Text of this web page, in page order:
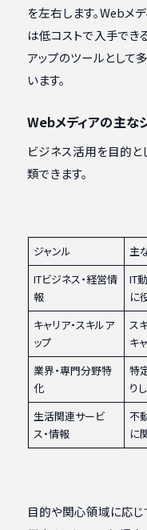
を左右します。Webメ
は低コストで入手でき
アップのツールとして
います。
Webメディアの主な
ビジネス活用を目的と
類できます。
ジャンル
主
ITビジネス・経営情
報
IT
に
キャリア・スキルア
ップ
ス
キ
業界・専門分野特
化
特
り
生活関連サービ
ス・情報
不
に
目的や関心領域に応